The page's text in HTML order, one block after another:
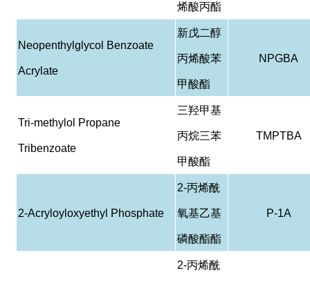
烯酸丙酯
Neopenthylglycol Benzoate
Acrylate
新戊二醇
丙烯酸苯
甲酸酯
NPGBA
Tri-methylol Propane
Tribenzoate
三羟甲基
丙烷三苯
甲酸酯
TMPTBA
2-Acryloyloxyethyl Phosphate
2-丙烯酰
氧基乙基
磷酸酯酯
P-1A
2-丙烯酰